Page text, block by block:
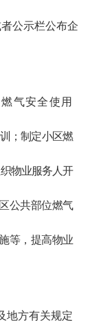
公示栏公布企
气安全使用
；制定小区燃
物业服务人开
公共部位燃气
等，提高物业
地方有关规定